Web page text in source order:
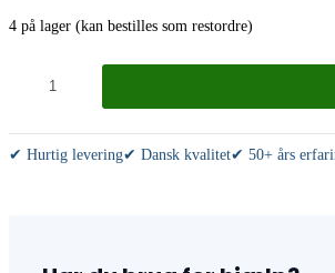
4 på lager (kan bestilles som restordre)
✔ Hurtig levering✔ Dansk kvalitet✔ 50+ års